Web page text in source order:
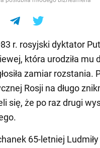
r. rosyjski dyktator
która urodziła mu
zamiar rozstania.
Rosji na długo
się, że po raz drugi
65-letniej